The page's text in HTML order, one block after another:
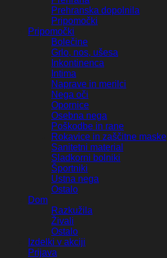
Prehranska dopolnila
Pripomočki
Pripomočki
Bolečine
Grlo, nos, ušesa
Inkontinenca
Intima
Naprave in merilci
Nega oči
Opornice
Osebna nega
Poškodbe in rane
Rokavice in zaščitne maske
Sanitetni material
Sladkorni bolniki
Športniki
Ustna nega
Ostalo
Dom
Razkužila
Živali
Ostalo
Izdelki v akciji
Prijava